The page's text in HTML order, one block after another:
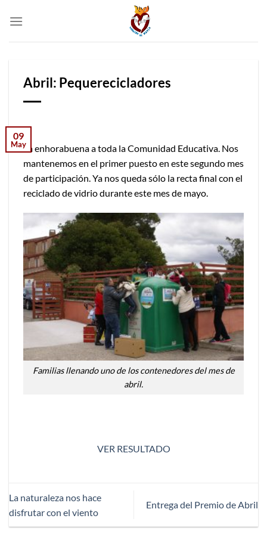
Abril: Pequerecicladores
09
MayLa enhorabuena a toda la Comunidad Educativa. Nos
mantenemos en el primer puesto en este segundo mes
de participación. Ya nos queda sólo la recta final con el
reciclado de vidrio durante este mes de mayo.
Familias llenando uno de los contenedores del mes de
abril.
VER RESULTADO
La naturaleza nos hace
disfrutar con el viento
Entrega del Premio de Abril